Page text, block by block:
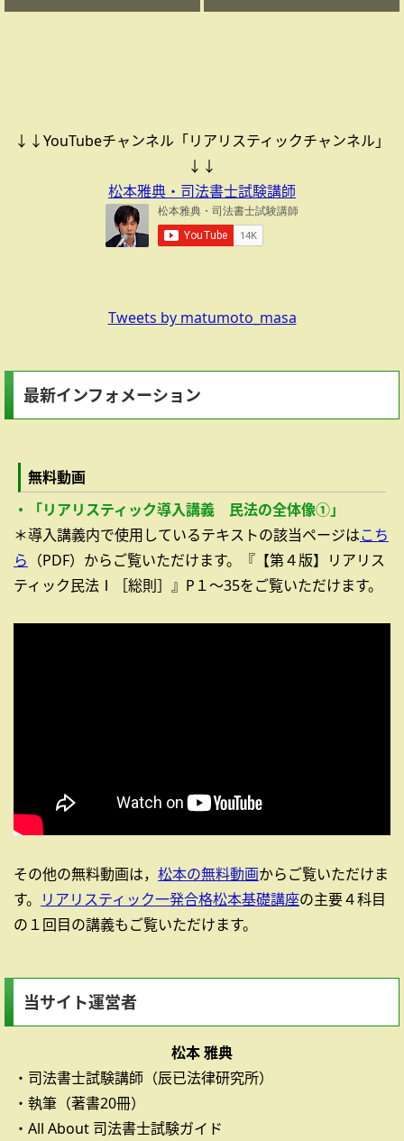
↓↓YouTubeチャンネル「リアリスティックチャンネル」
↓↓
松本雅典・司法書士試験講師
Tweets by matumoto_masa
最新インフォメーション
無料動画
・「リアリスティック導入講義 民法の全体像①」
＊導入講義内で使用しているテキストの該当ページはこち
ら （PDF）からご覧いただけます。『【第４版】リアリス
ティック民法Ⅰ［総則］』P１～35をご覧いただけます。
その他の無料動画は， 松本の無料動画からご覧いただけま
す。 リアリスティック一発合格松本基礎講座の主要４科目
の１回目の講義もご覧いただけます。
当サイト運営者
松本 雅典
・司法書士試験講師（辰已法律研究所）
・執筆（著書20冊）
・All About 司法書士試験ガイド